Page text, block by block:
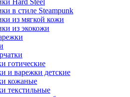
Hard Steel
в стиле Steampunk
из мягкой кожи
из экокожи
готические
и варежки детские
кожаные
текстильные